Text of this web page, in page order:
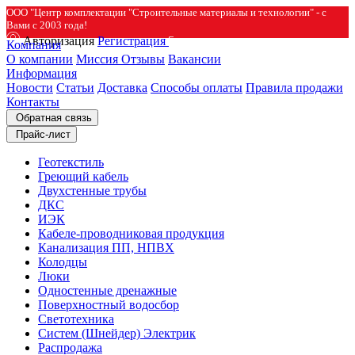
ООО "Центр комплектации "Строительные материалы и технологии" - с
Вами с 2003 года!
Авторизация Регистрация
Компания
О компании Миссия Отзывы Вакансии
Информация
Новости Статьи Доставка Способы оплаты Правила продажи
Контакты
Обратная связь
Прайс-лист
Геотекстиль
Греющий кабель
Двухстенные трубы
ДКС
ИЭК
Кабеле-проводниковая продукция
Канализация ПП, НПВХ
Колодцы
Люки
Одностенные дренажные
Поверхностный водосбор
Светотехника
Систем (Шнейдер) Электрик
Распродажа